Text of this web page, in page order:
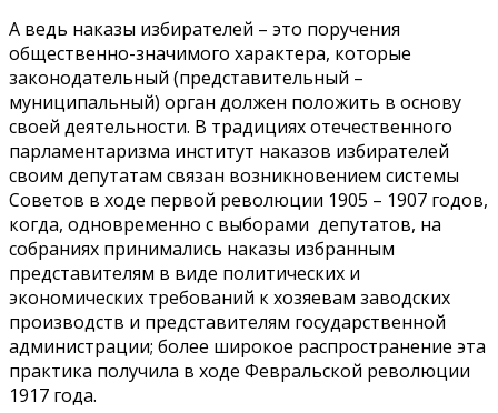
А ведь наказы избирателей – это поручения
общественно-значимого характера, которые
законодательный (представительный –
муниципальный) орган должен положить в основу
своей деятельности. В традициях отечественного
парламентаризма институт наказов избирателей
своим депутатам связан возникновением системы
Советов в ходе первой революции 1905 – 1907 годов,
когда, одновременно с выборами депутатов, на
собраниях принимались наказы избранным
представителям в виде политических и
экономических требований к хозяевам заводских
производств и представителям государственной
администрации; более широкое распространение эта
практика получила в ходе Февральской революции
1917 года.